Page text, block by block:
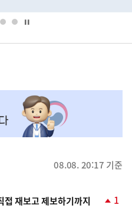
08.08. 20:17 기준
재보고 제보하기까지 1